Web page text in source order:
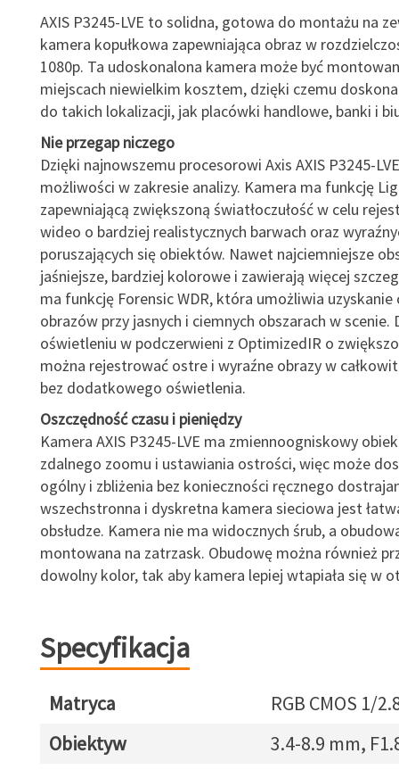
AXIS P3245-LVE to solidna, gotowa do montażu na
kamera kopułkowa zapewniająca obraz w
1080p. Ta udoskonalona kamera może być
miejscach niewielkim kosztem, dzięki czemu
do takich lokalizacji, jak placówki handlowe, banki i
Nie przegap niczego
Dzięki najnowszemu procesorowi Axis AXIS P3245-
możliwości w zakresie analizy. Kamera ma funkcję
zapewniającą zwiększoną światłoczułość w celu
wideo o bardziej realistycznych barwach oraz
poruszających się obiektów. Nawet najciemniejsze
jaśniejsze, bardziej kolorowe i zawierają więcej
ma funkcję Forensic WDR, która umożliwia uzyskanie
obrazów przy jasnych i ciemnych obszarach w scenie.
oświetleniu w podczerwieni z OptimizedIR o
można rejestrować ostre i wyraźne obrazy w
bez dodatkowego oświetlenia.
Oszczędność czasu i pieniędzy
Kamera AXIS P3245-LVE ma zmiennoogniskowy
zdalnego zoomu i ustawiania ostrości, więc może
ogólny i zbliżenia bez konieczności ręcznego
wszechstronna i dyskretna kamera sieciowa jest
obsłudze. Kamera nie ma widocznych śrub, a
montowana na zatrzask. Obudowę można również
dowolny kolor, tak aby kamera lepiej wtapiała się w
Specyfikacja
Matryca
RGB CMOS 1/
Obiektyw
3.4-8.9 mm,